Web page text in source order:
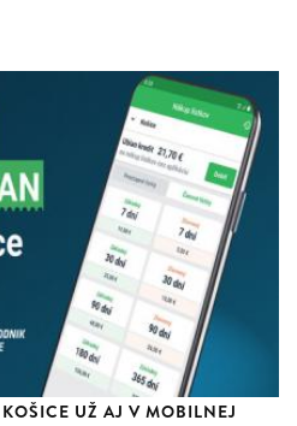
UŽ AJ V MOBILNEJ